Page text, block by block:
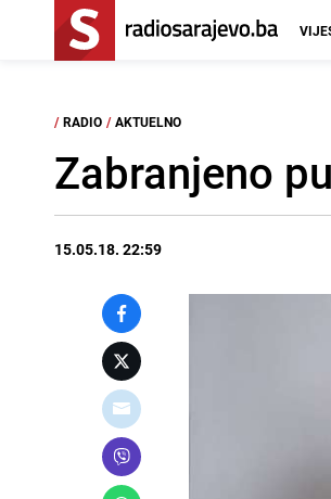
/ RADIO / AKTUELNO
Zabranjeno
15.05.18. 22:59